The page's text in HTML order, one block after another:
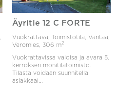
Äyritie 12 C FORTE
Vuokrattava, Toimistotila, Vantaa,
Veromies,
306 m2
Vuokrattavissa valoisa ja avara 5.
kerroksen monitilatoimisto.
Tilasta voidaan suunnitella
asiakkaal...